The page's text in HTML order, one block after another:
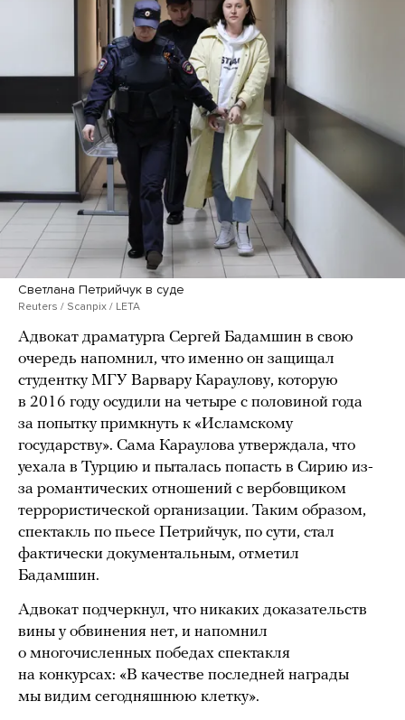
Светлана Петрийчук в суде
Reuters / Scanpix / LETA
Адвокат драматурга Сергей Бадамшин в свою
очередь напомнил, что именно он защищал
студентку МГУ Варвару Караулову, которую
в 2016 году осудили на четыре с половиной года
за попытку примкнуть к «Исламскому
государству». Сама Караулова утверждала, что
уехала в Турцию и пыталась попасть в Сирию из-
за романтических отношений с вербовщиком
террористической организации. Таким образом,
спектакль по пьесе Петрийчук, по сути, стал
фактически документальным, отметил
Бадамшин.
Адвокат подчеркнул, что никаких доказательств
вины у обвинения нет, и напомнил
о многочисленных победах спектакля
на конкурсах: «В качестве последней награды
мы видим сегодняшнюю клетку».